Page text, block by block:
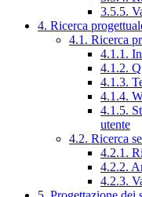
3.5.5.
4. Ricerca
4.1. Ricerca
4.1.1.
4.1.2.
4.1.3.
4.1.4.
4.1.5.
utente
4.2. Ricerca
4.2.1.
4.2.2.
4.2.3.